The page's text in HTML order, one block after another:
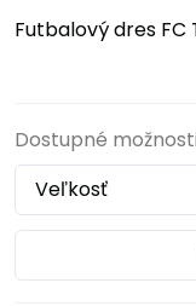
Futbalový dres FC
Dostupné možnosti